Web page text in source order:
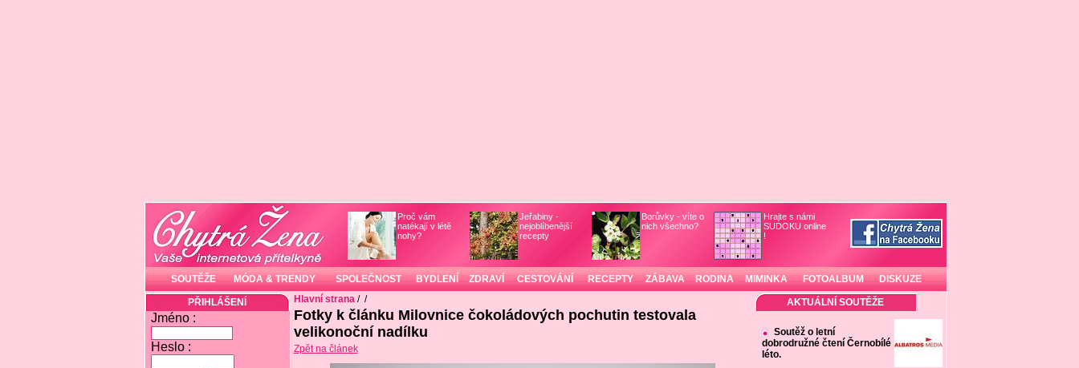
Proč vám
natékají v létě
nohy?
Jeřabiny -
nejoblíbenější
recepty
Borůvky - víte o
nich všechno?
Hrajte s námi
SUDOKU online
!
SOUTĚŽE MÓDA & TRENDY SPOLEČNOST BYDLENÍ ZDRAVÍ CESTOVÁNÍ RECEPTY ZÁBAVA RODINA MIMINKA FOTOALBUM DISKUZE
PŘIHLÁŠENÍ
Jméno :
Heslo :
Hlavní strana/ /
Fotky k článku Milovnice čokoládových pochutin testovala
velikonoční nadílku
Zpět na článek
AKTUÁLNÍ SOUTĚŽE
Soutěž o letní
dobrodružné čtení Černobílé
léto.